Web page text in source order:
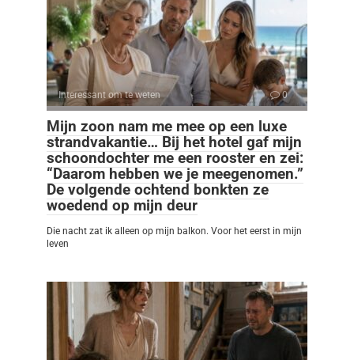
Interessant om te weten 0
Mijn zoon nam me mee op een luxe
strandvakantie… Bij het hotel gaf mijn
schoondochter me een rooster en zei:
“Daarom hebben we je meegenomen.”
De volgende ochtend bonkten ze
woedend op mijn deur
Die nacht zat ik alleen op mijn balkon. Voor het eerst in mijn
leven